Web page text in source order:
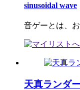
sinusoidal wave
音ゲーとは、
天真ランダ